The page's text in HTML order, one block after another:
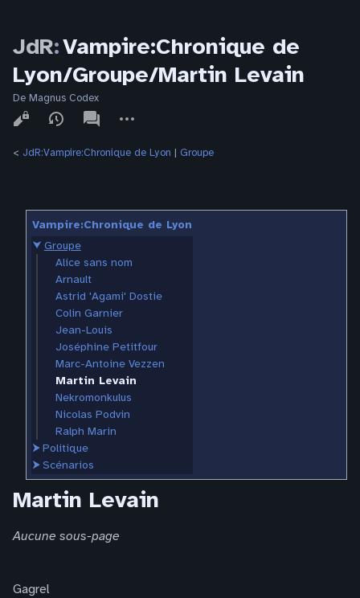
JdR:Vampire:Chronique de
Lyon/Groupe/Martin Levain
De Magnus Codex
Affichages
associated-
pages
actions
< JdR:Vampire:Chronique de Lyon ‎ | Groupe
Vampire:Chronique de Lyon
⮟ Groupe
Alice sans nom
Arnault
Astrid 'Agami' Dostie
Colin Garnier
Jean-Louis
Joséphine Petitfour
Marc-Antoine Vezzen
Martin Levain
Nekromonkulus
Nicolas Podvin
Ralph Marin
⮞Politique
⮞Scénarios
Martin Levain
Aucune sous-page
Gagrel